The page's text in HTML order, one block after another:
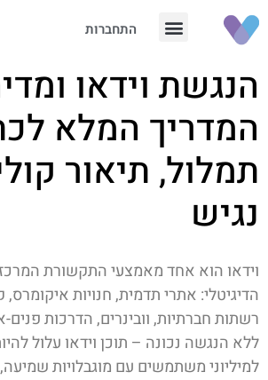
התחברות
הנגשת וידאו
המדריך המלא
תמלול, תיאור קולי
נגיש
וידאו הוא אחד מאמצעי התקשורת
הדיגיטלי: אתרי תדמית, חנויות איקומרס,
רשתות חברתיות, וובינרים, הדרכות פנים-
ללא הנגשה נכונה – תוכן וידאו עלול
למיליוני משתמשים עם מוגבלויות